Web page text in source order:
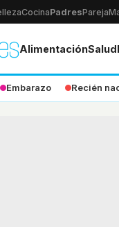
CocinaPadresPareja
AlimentaciónSalud
Embarazo Recién